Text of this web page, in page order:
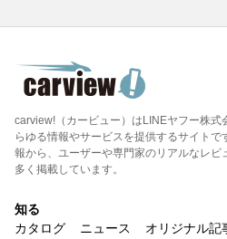
carview!（カービュー）はLINEヤフー株式
らゆる情報やサービスを提供するサイト
報から、ユーザーや専門家のリアルなレビ
多く掲載しています。
知る
カタログ
ニュース オリジナル記